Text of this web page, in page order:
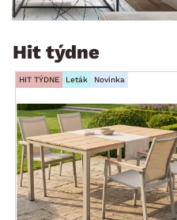
Hit týdne
HIT TÝDNE Leták Novinka